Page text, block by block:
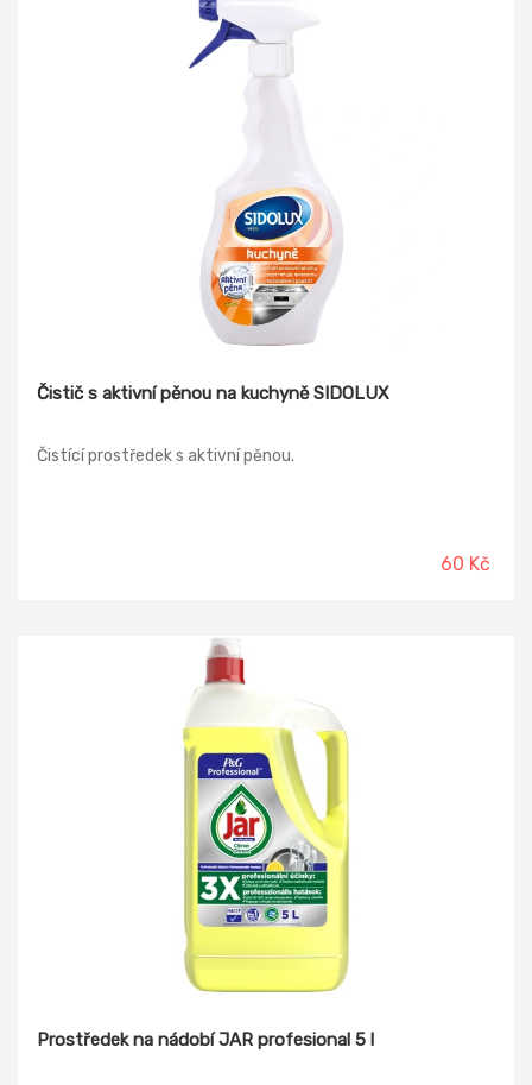
Čistič s aktivní pěnou na kuchyně SIDOLUX
Čistící prostředek s aktivní pěnou.
60 Kč
Prostředek na nádobí JAR profesional 5 l